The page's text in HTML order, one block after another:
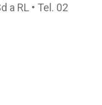
a RL • Tel. 02